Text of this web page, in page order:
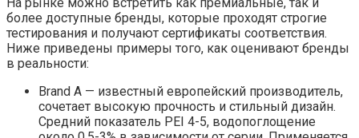
более доступные бренды, которые проходят строгие
тестирования и получают сертификаты соответствия.
Ниже приведены примеры того, как оценивают бренды
в реальности:
Brand A — известный европейский производитель,
сочетает высокую прочность и стильный дизайн.
Средний показатель PEI 4-5, водопоглощение